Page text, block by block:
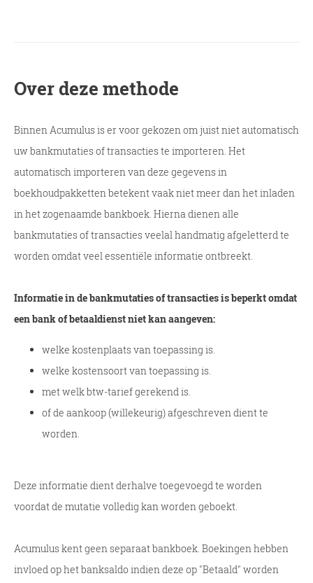
Over deze methode
Binnen Acumulus is er voor gekozen om juist niet automatisch
uw bankmutaties of transacties te importeren. Het
automatisch importeren van deze gegevens in
boekhoudpakketten betekent vaak niet meer dan het inladen
in het zogenaamde bankboek. Hierna dienen alle
bankmutaties of transacties veelal handmatig afgeletterd te
worden omdat veel essentiële informatie ontbreekt.
Informatie in de bankmutaties of transacties is beperkt omdat
een bank of betaaldienst niet kan aangeven:
welke kostenplaats van toepassing is.
welke kostensoort van toepassing is.
met welk btw-tarief gerekend is.
of de aankoop (willekeurig) afgeschreven dient te
worden.
Deze informatie dient derhalve toegevoegd te worden
voordat de mutatie volledig kan worden geboekt.
Acumulus kent geen separaat bankboek. Boekingen hebben
invloed op het banksaldo indien deze op "Betaald" worden